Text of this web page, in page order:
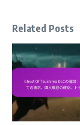
Related Posts